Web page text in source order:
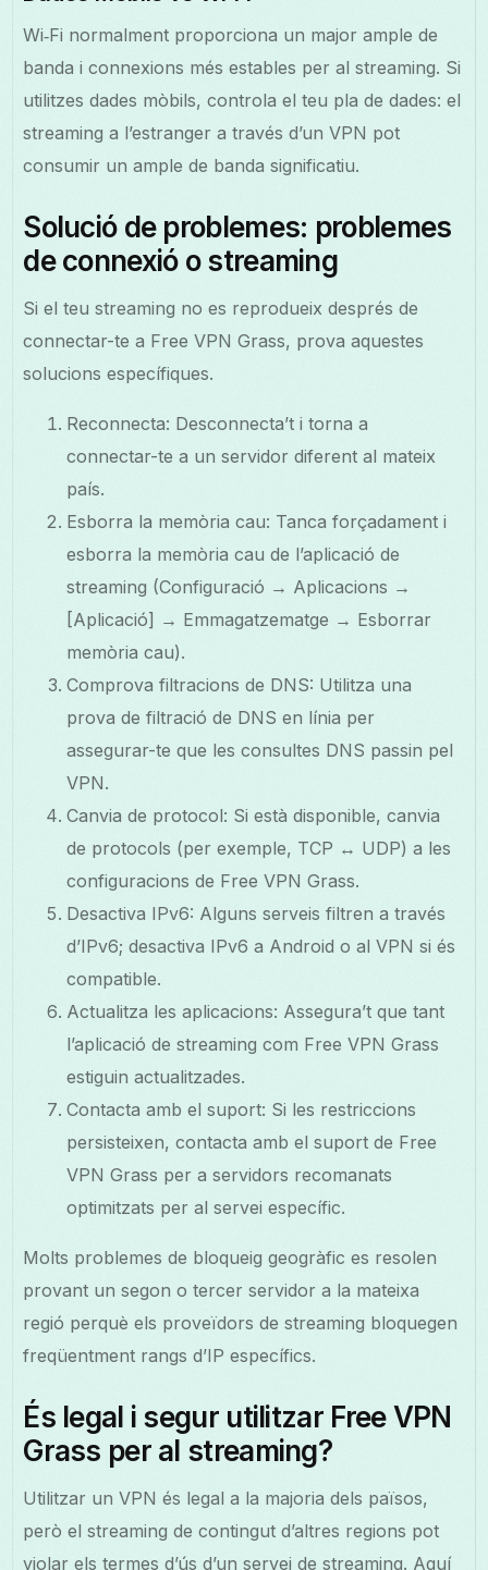
Wi‑Fi normalment proporciona un major ample de
banda i connexions més estables per al streaming. Si
utilitzes dades mòbils, controla el teu pla de dades: el
streaming a l’estranger a través d’un VPN pot
consumir un ample de banda significatiu.
Solució de problemes: problemes
de connexió o streaming
Si el teu streaming no es reprodueix després de
connectar-te a Free VPN Grass, prova aquestes
solucions específiques.
Reconnecta: Desconnecta’t i torna a
connectar-te a un servidor diferent al mateix
país.
Esborra la memòria cau: Tanca forçadament i
esborra la memòria cau de l’aplicació de
streaming (Configuració → Aplicacions →
[Aplicació] → Emmagatzematge → Esborrar
memòria cau).
Comprova filtracions de DNS: Utilitza una
prova de filtració de DNS en línia per
assegurar-te que les consultes DNS passin pel
VPN.
Canvia de protocol: Si està disponible, canvia
de protocols (per exemple, TCP ↔ UDP) a les
configuracions de Free VPN Grass.
Desactiva IPv6: Alguns serveis filtren a través
d’IPv6; desactiva IPv6 a Android o al VPN si és
compatible.
Actualitza les aplicacions: Assegura’t que tant
l’aplicació de streaming com Free VPN Grass
estiguin actualitzades.
Contacta amb el suport: Si les restriccions
persisteixen, contacta amb el suport de Free
VPN Grass per a servidors recomanats
optimitzats per al servei específic.
Molts problemes de bloqueig geogràfic es resolen
provant un segon o tercer servidor a la mateixa
regió perquè els proveïdors de streaming bloquegen
freqüentment rangs d’IP específics.
És legal i segur utilitzar Free VPN
Grass per al streaming?
Utilitzar un VPN és legal a la majoria dels països,
però el streaming de contingut d’altres regions pot
violar els termes d’ús d’un servei de streaming. Aquí